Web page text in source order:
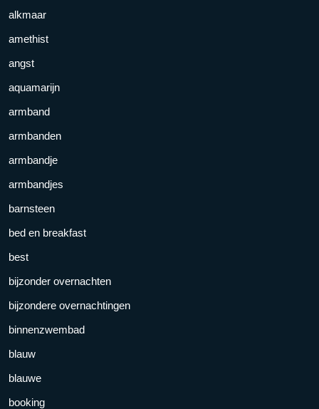
alkmaar
amethist
angst
aquamarijn
armband
armbanden
armbandje
armbandjes
barnsteen
bed en breakfast
best
bijzonder overnachten
bijzondere overnachtingen
binnenzwembad
blauw
blauwe
booking